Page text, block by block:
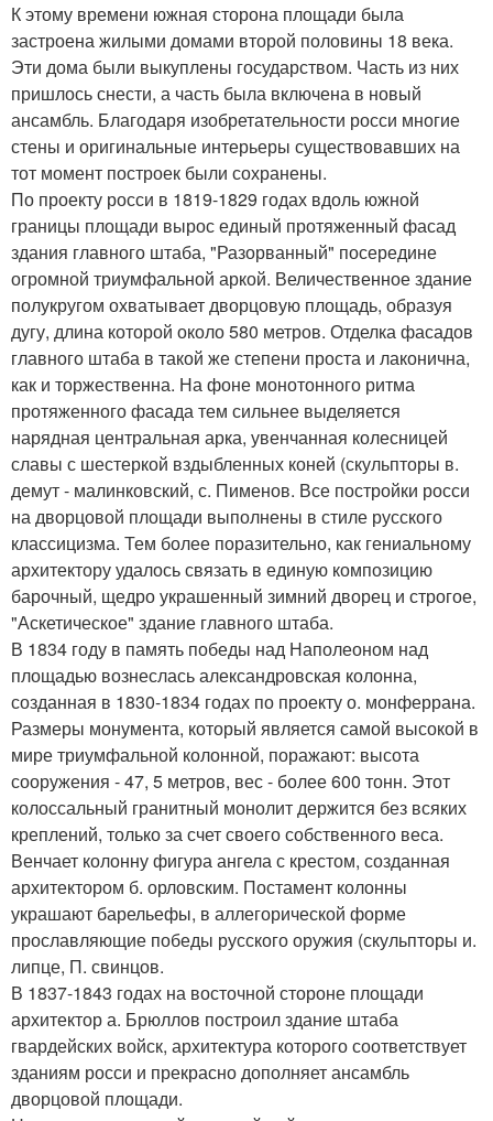
К этому времени южная сторона площади была
застроена жилыми домами второй половины 18 века.
Эти дома были выкуплены государством. Часть из них
пришлось снести, а часть была включена в новый
ансамбль. Благодаря изобретательности росси многие
стены и оригинальные интерьеры существовавших на
тот момент построек были сохранены.
По проекту росси в 1819-1829 годах вдоль южной
границы площади вырос единый протяженный фасад
здания главного штаба, "Разорванный" посередине
огромной триумфальной аркой. Величественное здание
полукругом охватывает дворцовую площадь, образуя
дугу, длина которой около 580 метров. Отделка фасадов
главного штаба в такой же степени проста и лаконична,
как и торжественна. На фоне монотонного ритма
протяженного фасада тем сильнее выделяется
нарядная центральная арка, увенчанная колесницей
славы с шестеркой вздыбленных коней (скульпторы в.
демут - малинковский, с. Пименов. Все постройки росси
на дворцовой площади выполнены в стиле русского
классицизма. Тем более поразительно, как гениальному
архитектору удалось связать в единую композицию
барочный, щедро украшенный зимний дворец и строгое,
"Аскетическое" здание главного штаба.
В 1834 году в память победы над Наполеоном над
площадью вознеслась александровская колонна,
созданная в 1830-1834 годах по проекту о. монферрана.
Размеры монумента, который является самой высокой в
мире триумфальной колонной, поражают: высота
сооружения - 47, 5 метров, вес - более 600 тонн. Этот
колоссальный гранитный монолит держится без всяких
креплений, только за счет своего собственного веса.
Венчает колонну фигура ангела с крестом, созданная
архитектором б. орловским. Постамент колонны
украшают барельефы, в аллегорической форме
прославляющие победы русского оружия (скульпторы и.
липце, П. свинцов.
В 1837-1843 годах на восточной стороне площади
архитектор а. Брюллов построил здание штаба
гвардейских войск, архитектура которого соответствует
зданиям росси и прекрасно дополняет ансамбль
дворцовой площади.